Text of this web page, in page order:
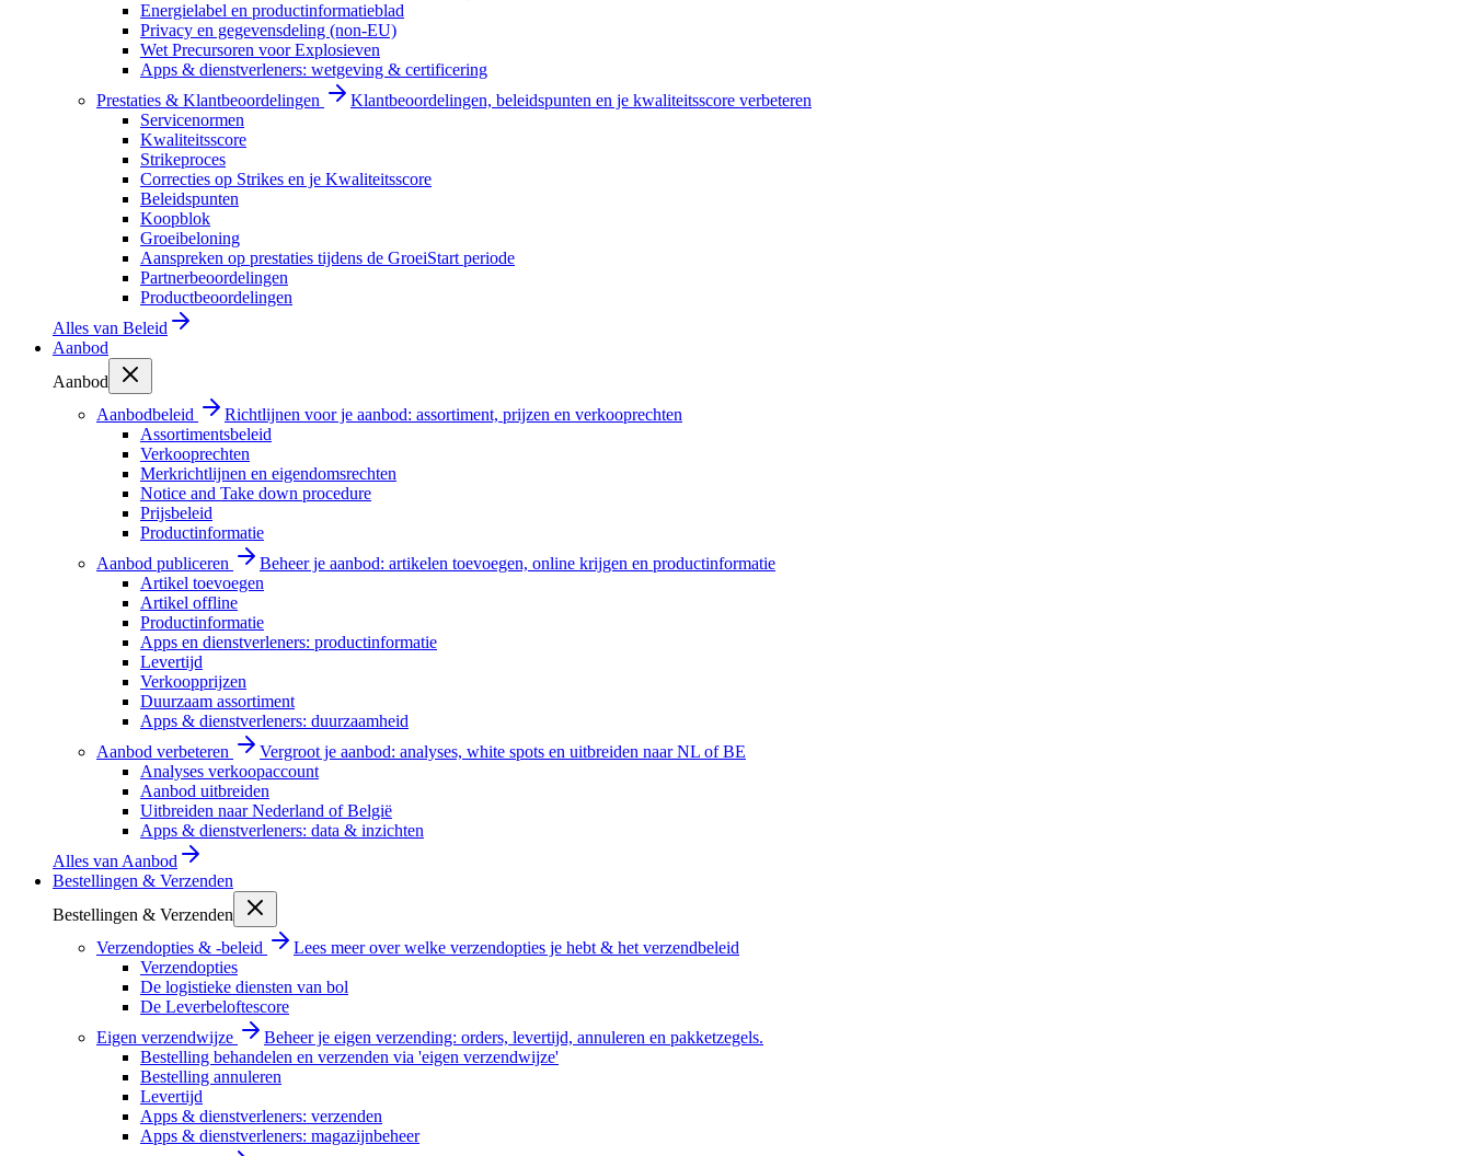
Energielabel en productinformatieblad
Privacy en gegevensdeling (non-EU)
Wet Precursoren voor Explosieven
Apps & dienstverleners: wetgeving & certificering
Prestaties & Klantbeoordelingen
Klantbeoordelingen, beleidspunten en je kwaliteitsscore verbeteren
Servicenormen
Kwaliteitsscore
Strikeproces
Correcties op Strikes en je Kwaliteitsscore
Beleidspunten
Koopblok
Groeibeloning
Aanspreken op prestaties tijdens de GroeiStart periode
Partnerbeoordelingen
Productbeoordelingen
Alles van Beleid
Aanbod
Aanbod
Aanbodbeleid
Richtlijnen voor je aanbod: assortiment, prijzen en verkooprechten
Assortimentsbeleid
Verkooprechten
Merkrichtlijnen en eigendomsrechten
Notice and Take down procedure
Prijsbeleid
Productinformatie
Aanbod publiceren
Beheer je aanbod: artikelen toevoegen, online krijgen en productinformatie
Artikel toevoegen
Artikel offline
Productinformatie
Apps en dienstverleners: productinformatie
Levertijd
Verkoopprijzen
Duurzaam assortiment
Apps & dienstverleners: duurzaamheid
Aanbod verbeteren
Vergroot je aanbod: analyses, white spots en uitbreiden naar NL of BE
Analyses verkoopaccount
Aanbod uitbreiden
Uitbreiden naar Nederland of België
Apps & dienstverleners: data & inzichten
Alles van Aanbod
Bestellingen & Verzenden
Bestellingen & Verzenden
Verzendopties & -beleid
Lees meer over welke verzendopties je hebt & het verzendbeleid
Verzendopties
De logistieke diensten van bol
De Leverbeloftescore
Eigen verzendwijze
Beheer je eigen verzending: orders, levertijd, annuleren en pakketzegels.
Bestelling behandelen en verzenden via 'eigen verzendwijze'
Bestelling annuleren
Levertijd
Apps & dienstverleners: verzenden
Apps & dienstverleners: magazijnbeheer